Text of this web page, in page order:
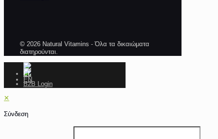
© 2026 Natural Vitamins - Όλα τα δικαιώματα
διατηρούνται.
B2B Login
✕
Σύνδεση